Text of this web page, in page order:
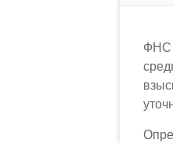
ФНС